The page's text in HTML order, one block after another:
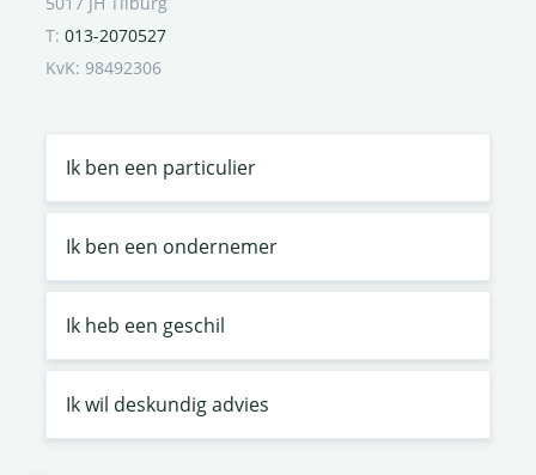
T: 013-2070527
KvK: 98492306
Ik ben een particulier
Ik ben een ondernemer
Ik heb een geschil
Ik wil deskundig advies